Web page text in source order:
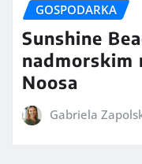
GOSPODARKA
Sunshine
nadmorskim
Noosa
Gabriela